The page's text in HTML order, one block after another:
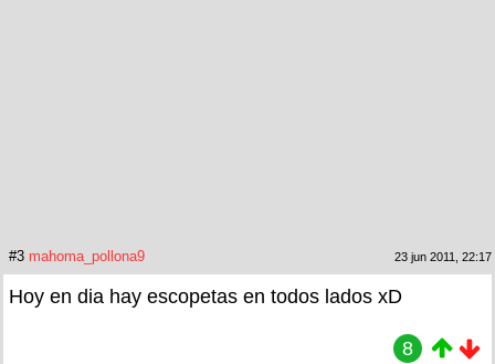
#3 mahoma_pollona9 23 jun 2011, 22:17
Hoy en dia hay escopetas en todos lados xD
8